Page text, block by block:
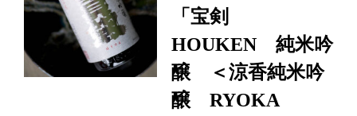
「宝剣
HOUKEN 純米吟
醸 ＜涼香純米吟
醸 RYOKA